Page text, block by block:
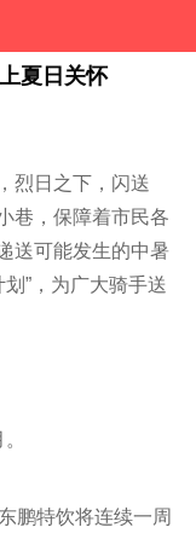
夏日关怀
烈日之下，闪送
巷，保障着市民各
送可能发生的中暑
”，为广大骑手送
鹏特饮将连续一周